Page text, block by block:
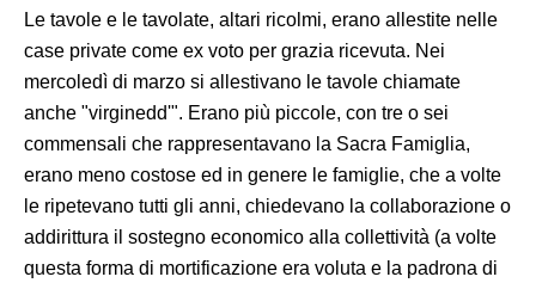
Le tavole e le tavolate, altari ricolmi, erano allestite nelle
case private come ex voto per grazia ricevuta. Nei
mercoledì di marzo si allestivano le tavole chiamate
anche "virginedd'". Erano più piccole, con tre o sei
commensali che rappresentavano la Sacra Famiglia,
erano meno costose ed in genere le famiglie, che a volte
le ripetevano tutti gli anni, chiedevano la collaborazione o
addirittura il sostegno economico alla collettività (a volte
questa forma di mortificazione era voluta e la padrona di